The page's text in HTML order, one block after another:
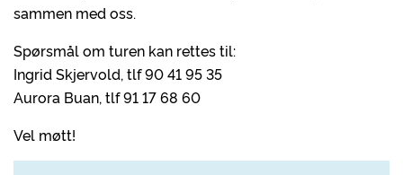
sammen med oss.
Spørsmål om turen kan rettes til:
Ingrid Skjervold, tlf 90 41 95 35
Aurora Buan, tlf 91 17 68 60
Vel møtt!